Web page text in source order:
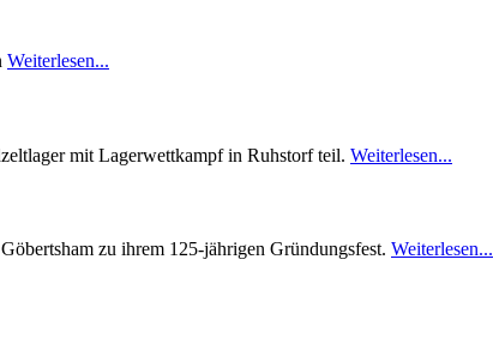
Weiterlesen...
mit Lagerwettkampf in Ruhstorf teil. Weiterlesen...
zu ihrem 125-jährigen Gründungsfest. Weiterlesen...